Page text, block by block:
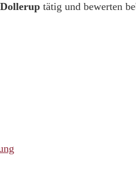
Dollerup tätig und bewerten